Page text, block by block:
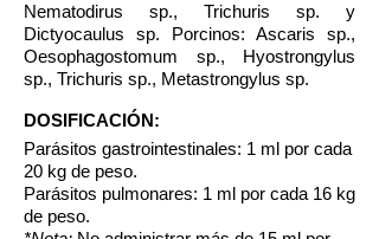
Nematodirus sp., Trichuris sp. y
Dictyocaulus sp. Porcinos: Ascaris sp.,
Oesophagostomum sp., Hyostrongylus
sp., Trichuris sp., Metastrongylus sp.
DOSIFICACIÓN:
Parásitos gastrointestinales: 1 ml por cada
20 kg de peso.
Parásitos pulmonares: 1 ml por cada 16 kg
de peso.